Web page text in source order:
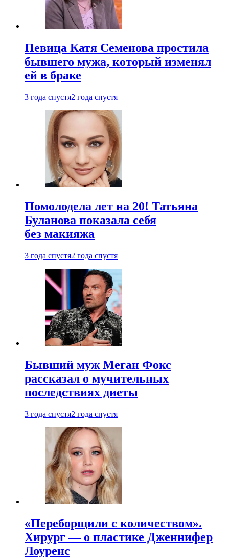
Певица Катя Семенова простила
бывшего мужа, который изменял
ей в браке
3 года спустя2 года спустя
Помолодела лет на 20! Татьяна
Буланова показала себя
без макияжа
3 года спустя2 года спустя
Бывший муж Меган Фокс
рассказал о мучительных
последствиях диеты
3 года спустя2 года спустя
«Переборщили с количеством».
Хирург — о пластике Дженнифер
Лоуренс